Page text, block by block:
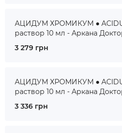
АЦИДУМ ХРОМИКУМ ●
раствор 10 мл - Аркана
3 279 грн
АЦИДУМ ХРОМИКУМ ●
раствор 10 мл - Аркана
3 336 грн